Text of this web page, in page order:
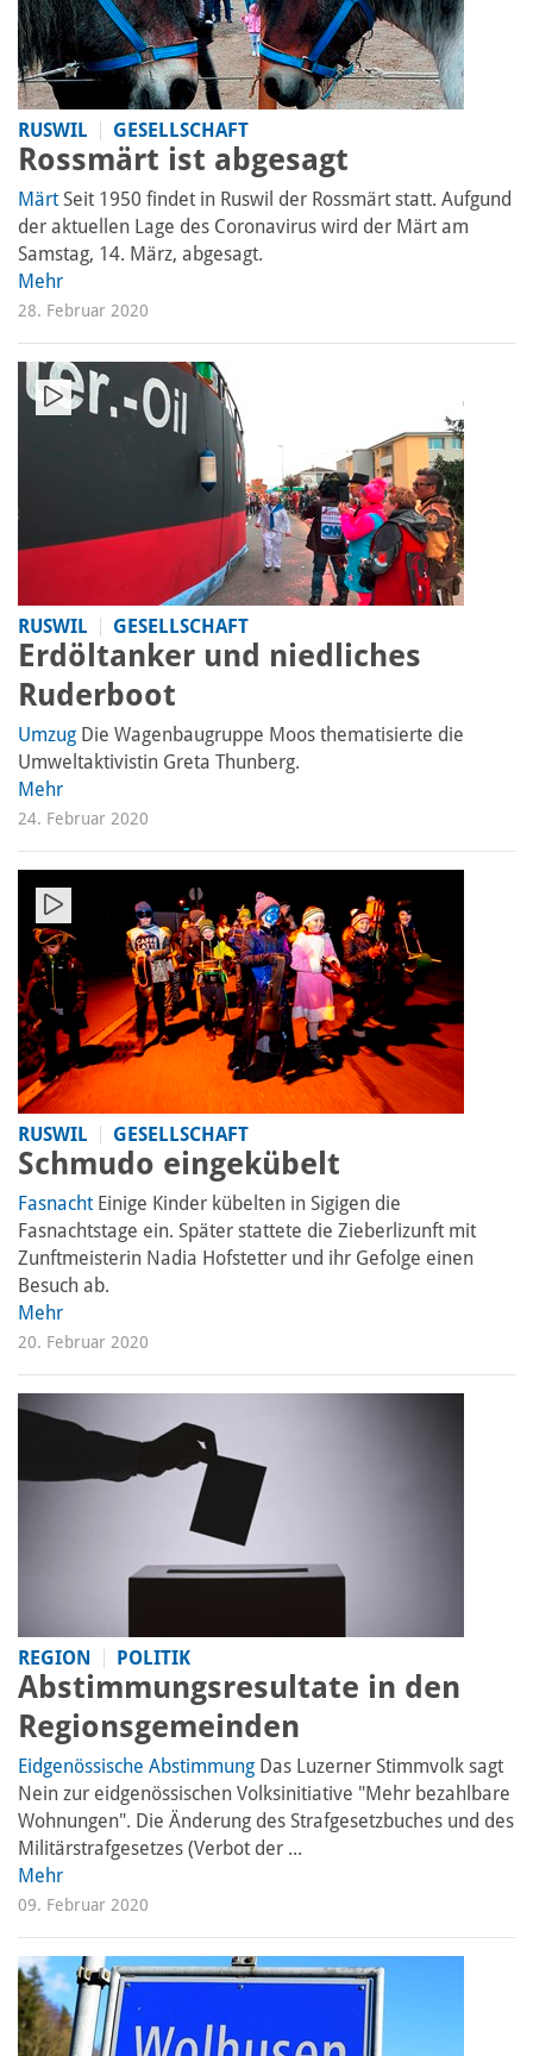
RUSWIL GESELLSCHAFT
Rossmärt ist abgesagt
Märt Seit 1950 findet in Ruswil der Rossmärt statt. Aufgund
der aktuellen Lage des Coronavirus wird der Märt am
Samstag, 14. März, abgesagt.
Mehr
28. Februar 2020
RUSWIL GESELLSCHAFT
Erdöltanker und niedliches
Ruderboot
Umzug Die Wagenbaugruppe Moos thematisierte die
Umweltaktivistin Greta Thunberg.
Mehr
24. Februar 2020
RUSWIL GESELLSCHAFT
Schmudo eingekübelt
Fasnacht Einige Kinder kübelten in Sigigen die
Fasnachtstage ein. Später stattete die Zieberlizunft mit
Zunftmeisterin Nadia Hofstetter und ihr Gefolge einen
Besuch ab.
Mehr
20. Februar 2020
REGION POLITIK
Abstimmungsresultate in den
Regionsgemeinden
Eidgenössische Abstimmung Das Luzerner Stimmvolk sagt
Nein zur eidgenössischen Volksinitiative "Mehr bezahlbare
Wohnungen". Die Änderung des Strafgesetzbuches und des
Militärstrafgesetzes (Verbot der ...
Mehr
09. Februar 2020